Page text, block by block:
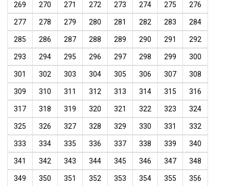
269 270 271 272 273 274 275 276
277 278 279 280 281 282 283 284
285 286 287 288 289 290 291 292
293 294 295 296 297 298 299 300
301 302 303 304 305 306 307 308
309 310 311 312 313 314 315 316
317 318 319 320 321 322 323 324
325 326 327 328 329 330 331 332
333 334 335 336 337 338 339 340
341 342 343 344 345 346 347 348
349 350 351 352 353 354 355 356